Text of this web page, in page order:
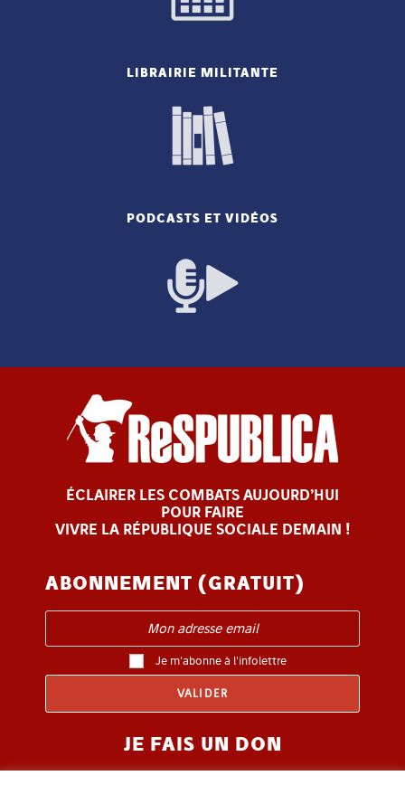
LIBRAIRIE MILITANTE
PODCASTS ET VIDÉOS
ÉCLAIRER LES COMBATS AUJOURD’HUI
POUR FAIRE
VIVRE LA RÉPUBLIQUE SOCIALE DEMAIN !
ABONNEMENT (GRATUIT)
Je m'abonne à l'infolettre
JE FAIS UN DON